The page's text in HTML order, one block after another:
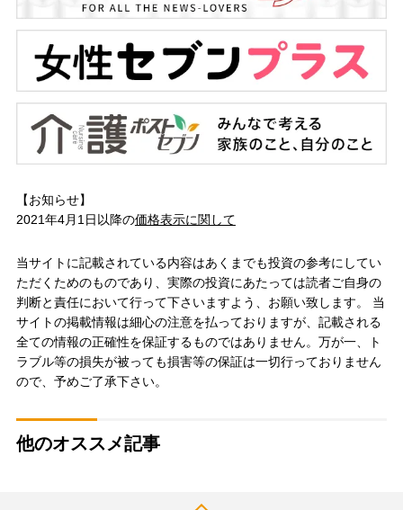
【お知らせ】
2021年4月1日以降の価格表示に関して
当サイトに記載されている内容はあくまでも投資の参考にしてい
ただくためのものであり、実際の投資にあたっては読者ご自身の
判断と責任において行って下さいますよう、お願い致します。 当
サイトの掲載情報は細心の注意を払っておりますが、記載される
全ての情報の正確性を保証するものではありません。万が一、ト
ラブル等の損失が被っても損害等の保証は一切行っておりません
ので、予めご了承下さい。
他のオススメ記事